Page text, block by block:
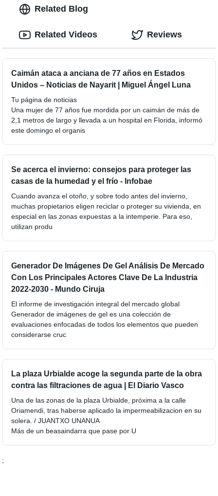
Related Blog
Caimán ataca a anciana de 77 años en Estados
Unidos – Noticias de Nayarit | Miguel Ángel Luna
Tu página de noticias
Una mujer de 77 años fue mordida por un caimán de más de
2,1 metros de largo y llevada a un hospital en Florida, informó
este domingo el organis
Se acerca el invierno: consejos para proteger las
casas de la humedad y el frío - Infobae
Cuando avanza el otoño, y sobre todo antes del invierno,
muchas propietarios eligen reciclar o proteger su vivienda, en
especial en las zonas expuestas a la intemperie. Para eso,
utilizan produ
Generador De Imágenes De Gel Análisis De Mercado
Con Los Principales Actores Clave De La Industria
2022-2030 - Mundo Ciruja
El informe de investigación integral del mercado global
Generador de imágenes de gel es una colección de
evaluaciones enfocadas de todos los elementos que pueden
considerarse cruc
La plaza Urbialde acoge la segunda parte de la obra
contra las filtraciones de agua | El Diario Vasco
Una de las zonas de la plaza Urbialde, próxima a la calle
Oriamendi, tras haberse aplicado la impermeabilizacion en su
solera. / JUANTXO UNANUA
Más de un beasaindarra que pase por U
;
Related Videos Reviews